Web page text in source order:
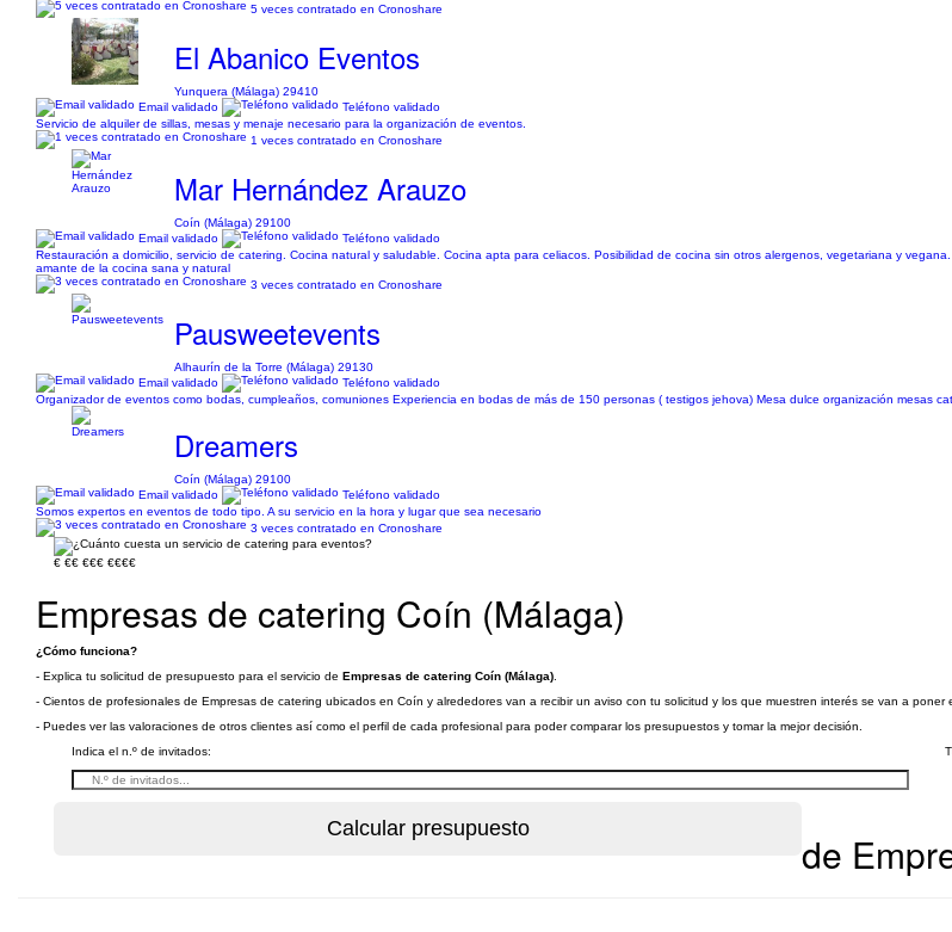
5 veces contratado en Cronoshare
El Abanico Eventos
Yunquera (Málaga) 29410
Email validado
Teléfono validado
Servicio de alquiler de sillas, mesas y menaje necesario para la organización de eventos.
1 veces contratado en Cronoshare
Mar Hernández Arauzo
Coín (Málaga) 29100
Email validado
Teléfono validado
Restauración a domicilio, servicio de catering. Cocina natural y saludable. Cocina apta para celiacos. Posibilidad de cocina sin otros alergenos, vegetariana y
amante de la cocina sana y natural
3 veces contratado en Cronoshare
Pausweetevents
Alhaurín de la Torre (Málaga) 29130
Email validado
Teléfono validado
Organizador de eventos como bodas, cumpleaños, comuniones Experiencia en bodas de más de 150 personas ( testigos jehova) Mesa dulce organización mesas
Dreamers
Coín (Málaga) 29100
Email validado
Teléfono validado
Somos expertos en eventos de todo tipo. A su servicio en la hora y lugar que sea necesario
3 veces contratado en Cronoshare
€ €€ €€€ €€€€
Empresas de catering Coín (Málaga)
¿Cómo funciona?
- Explica tu solicitud de presupuesto para el servicio de Empresas de catering Coín (Málaga)
- Cientos de profesionales de Empresas de catering ubicados en Coín y alrededores van a recibir un aviso con tu solicitud y los que muestren interés se van a
- Puedes ver las valoraciones de otros clientes así como el perfil de cada profesional para poder comparar los presupuestos y tomar la mejor decisión.
Indica el n.º de invitados:
de